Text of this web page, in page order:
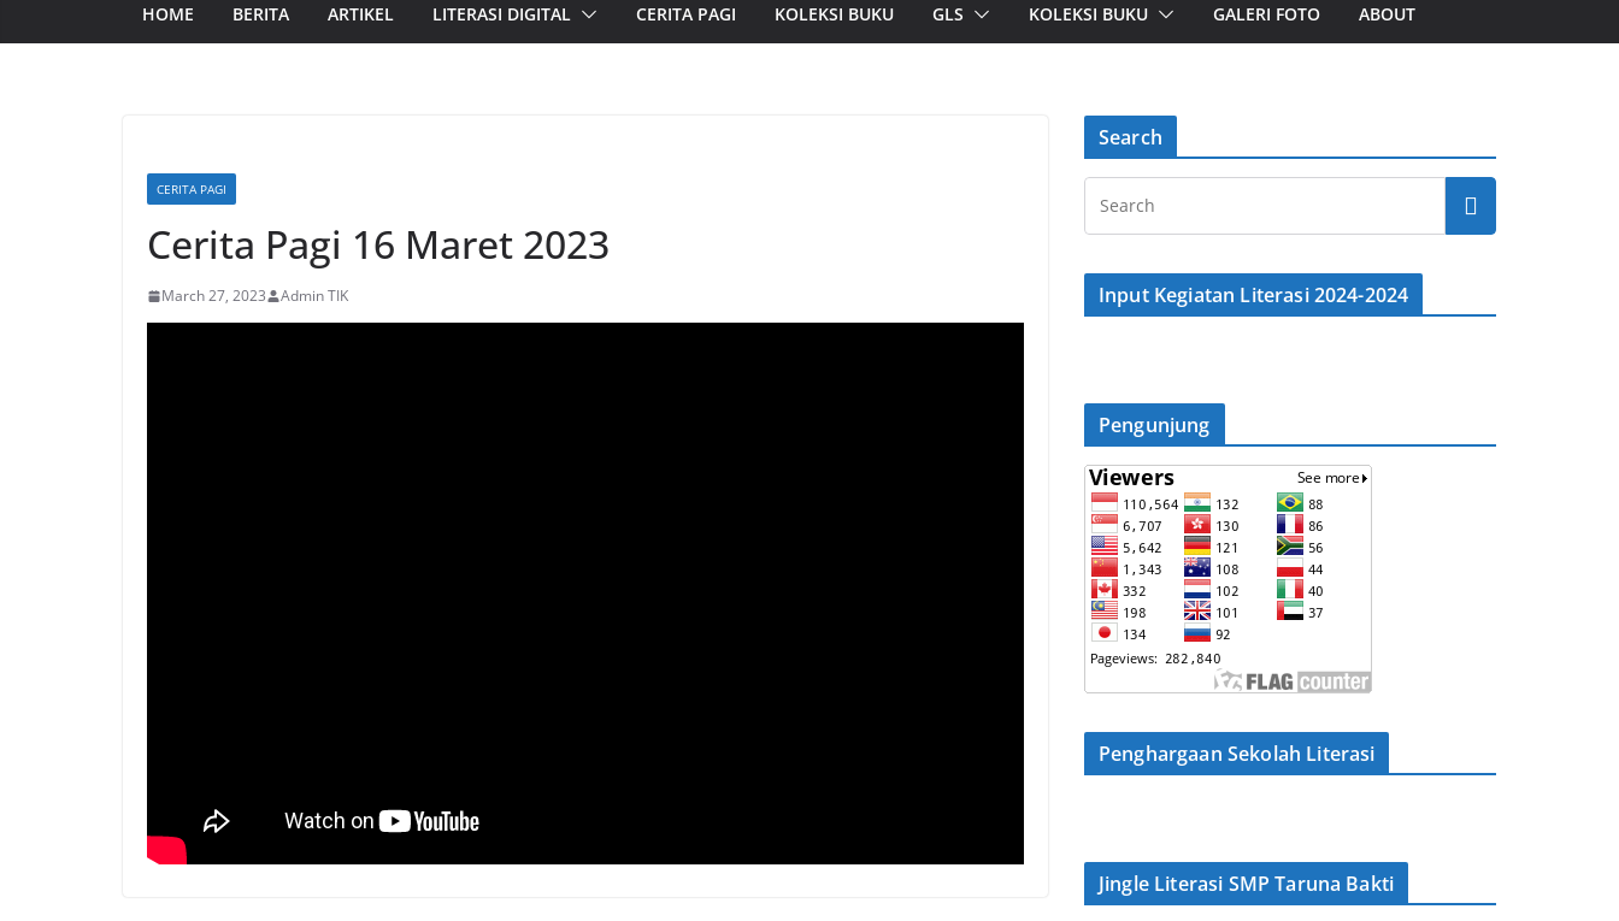
HOME BERITA ARTIKEL LITERASI DIGITAL CERITA PAGI KOLEKSI BUKU GLS KOLEKSI BUKU GALERI FOTO ABOUT
CERITA PAGI
Cerita Pagi 16 Maret 2023
March 27, 2023 Admin TIK
Search
Input Kegiatan Literasi 2024-2024
Pengunjung
Penghargaan Sekolah Literasi
Jingle Literasi SMP Taruna Bakti